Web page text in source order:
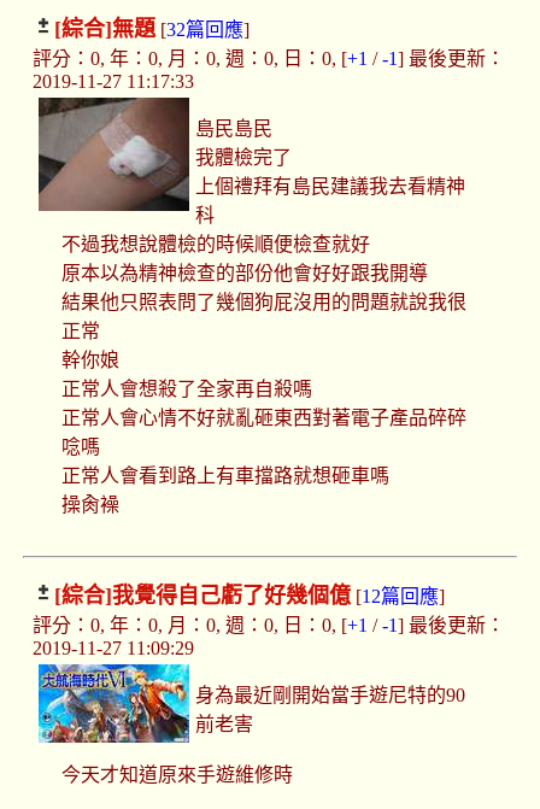
[綜合]無題[32篇回應]
評分：0, 年：0, 月：0, 週：0, 日：0, [+1 /-1] 最後更新：
2019-11-27 11:17:33
島民島民
我體檢完了
上個禮拜有島民建議我去看精神
科
不過我想說體檢的時候順便檢查就好
原本以為精神檢查的部份他會好好跟我開導
結果他只照表問了幾個狗屁沒用的問題就說我很
正常
幹你娘
正常人會想殺了全家再自殺嗎
正常人會心情不好就亂砸東西對著電子產品碎碎
唸嗎
正常人會看到路上有車擋路就想砸車嗎
操肏襙
[綜合]我覺得自己虧了好幾個億[12篇回應]
評分：0, 年：0, 月：0, 週：0, 日：0, [+1 /-1] 最後更新：
2019-11-27 11:09:29
身為最近剛開始當手遊尼特的90
前老害
今天才知道原來手遊維修時